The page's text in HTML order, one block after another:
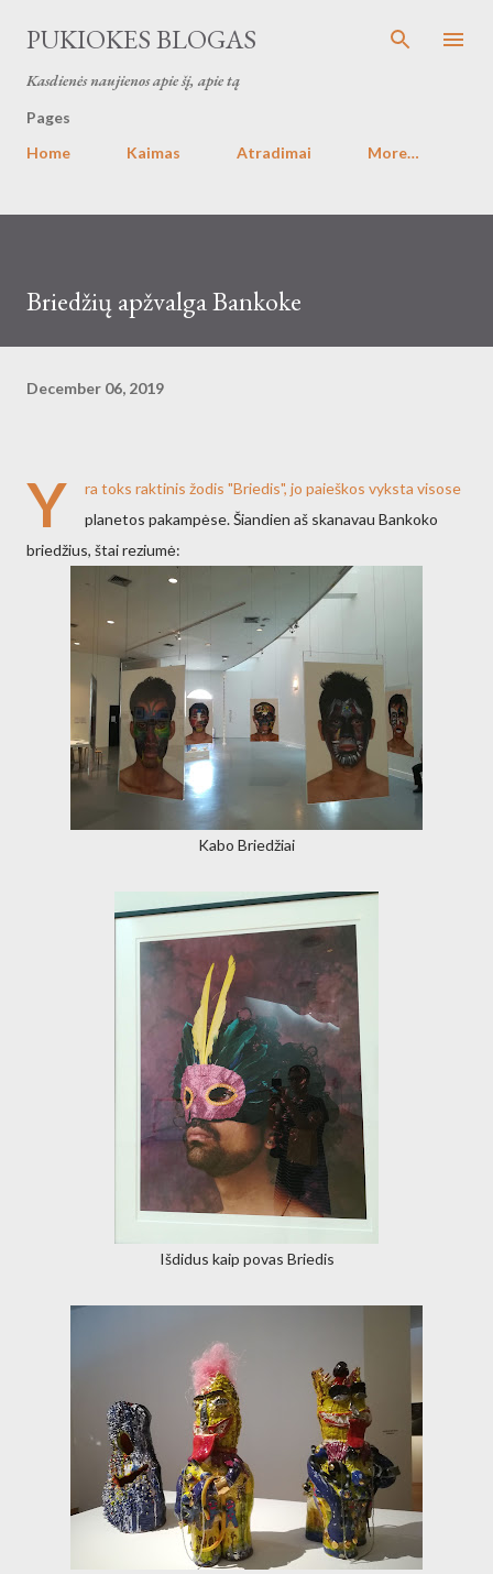
Skip to main content
PUKIOKES BLOGAS
Kasdienės naujienos apie šį, apie tą
Pages
Home
Kaimas Atradimai More…
Briedžių apžvalga Bankoke
December 06, 2019
Y
ra toks raktinis žodis "Briedis", jo paieškos vyksta visose
planetos pakampėse. Šiandien aš skanavau Bankoko
briedžius, štai reziumė:
Kabo Briedžiai
Išdidus kaip povas Briedis